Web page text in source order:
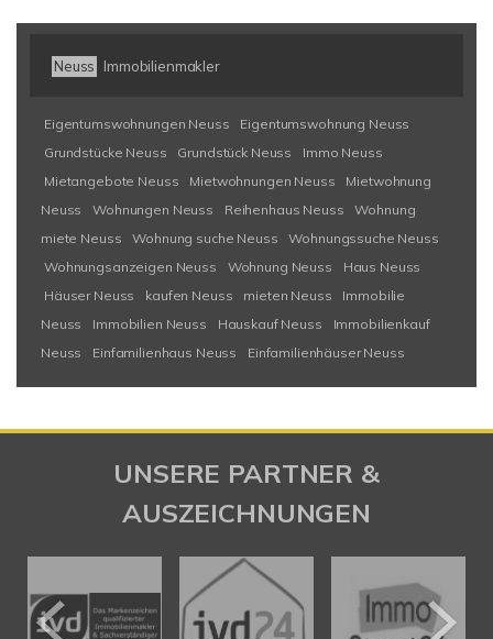
Neuss Immobilienmakler
Eigentumswohnungen Neuss
Eigentumswohnung Neuss
Grundstücke Neuss
Grundstück Neuss
Immo Neuss
Mietangebote Neuss
Mietwohnungen Neuss
Mietwohnung
Neuss
Wohnungen Neuss Reihenhaus Neuss
Wohnung
miete Neuss
Wohnung suche Neuss
Wohnungssuche Neuss
Wohnungsanzeigen Neuss
Wohnung Neuss
Haus Neuss
Häuser Neuss
kaufen Neuss mieten Neuss
Immobilie
Neuss
Immobilien Neuss Hauskauf Neuss
Immobilienkauf
Neuss
Einfamilienhaus Neuss Einfamilienhäuser Neuss
UNSERE PARTNER &
AUSZEICHNUNGEN